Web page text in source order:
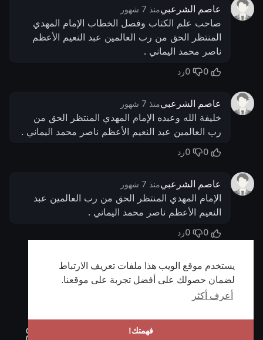
يستخدم موقع الويب هذا ملفات تعريف الارتباط
لضمان حصولك على أفضل تجربة على موقعنا.
أعرف أكثر
فهمتك!
عاصم الشرعبيمنذ 7 شهور
صاحب علم الكتاب وفصل الخطاب الإمام المهدي
المنتظر الحق من رب العالمين عبد النعيم الأعظم
ناصر محمد اليماني .
0
0رد
عاصم الشرعبيمنذ 7 شهور
خليفة الله وعبده الإمام المهدي المنتظر الحق من
رب العالمين عبد النعيم الأعظم ناصر محمد اليماني .
0
0رد
عاصم الشرعبيمنذ 7 شهور
الإمام المهدي المنتظر الحق من رب العالمين عبد
النعيم الأعظم ناصر محمد اليماني .
0
0رد
أظهر المزيد